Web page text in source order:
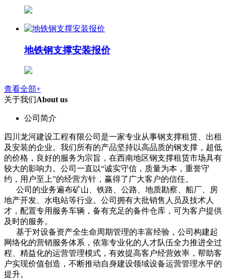
地铁钢支撑安装报价
查看全部+
关于我们About us
公司简介
四川龙河建设工程有限公司是一家专业从事钢支撑租赁、出租
及安装的企业。我们所有的产品坚持以高品质的钢支撑，超低
的价格，良好的服务为宗旨，在西南地区钢支撑租赁市场具有
较大的影响力。公司一直以“诚实守信，质量为本，重誉守
约，用户至上”的经营方针，赢得了广大客户的信任。
公司的业务遍布矿山、铁路、公路、地质勘察、船厂、房
地产开发、水电站等行业。公司拥有大批销售人员及技术人
才，配置专用服务车辆，备有充足的备件仓库，可为客户提供
及时的服务。
基于对设备资产全生命周期管理的丰富经验，公司构建起
网络化的营销服务体系，依靠专业化的人才队伍全力推进全过
程、精益化的运营管理模式，有效提高客户经营效率，帮助客
户实现价值创造，不断推动自身建设领域设备运营管理水平的
提升。